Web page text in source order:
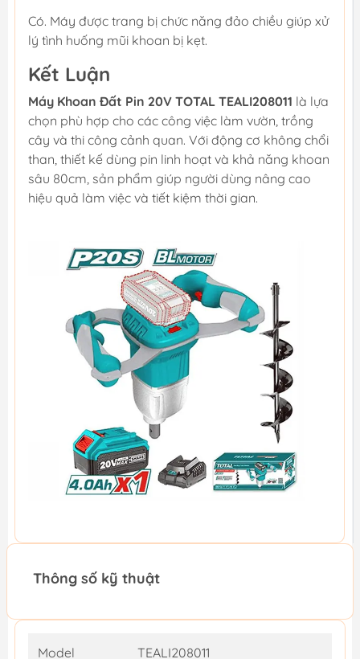
Có. Máy được trang bị chức năng đảo chiều giúp xử
lý tình huống mũi khoan bị kẹt.
Kết Luận
Máy Khoan Đất Pin 20V TOTAL TEALI208011 là lựa
chọn phù hợp cho các công việc làm vườn, trồng
cây và thi công cảnh quan. Với động cơ không chổi
than, thiết kế dùng pin linh hoạt và khả năng khoan
sâu 80cm, sản phẩm giúp người dùng nâng cao
hiệu quả làm việc và tiết kiệm thời gian.
Thông số kỹ thuật
Model TEALI208011